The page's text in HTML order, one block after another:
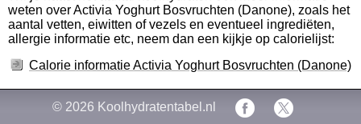
weten over Activia Yoghurt Bosvruchten (Danone), zoals het
aantal vetten, eiwitten of vezels en eventueel ingrediëten,
allergie informatie etc, neem dan een kijkje op calorielijst:
Calorie informatie Activia Yoghurt Bosvruchten (Danone)
© 2026 Koolhydratentabel.nl